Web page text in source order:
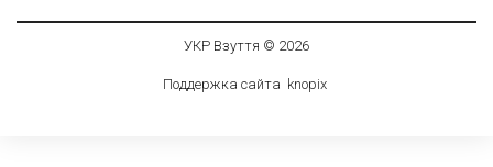
УКР Взуття © 2026
Поддержка сайта knopix